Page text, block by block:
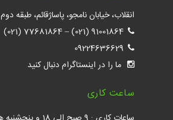
انقلاب، خیابان نامجو، پاساژقائم، طبقه دوم
91001864 (021)
–
77681864 (021)
09224636629
ما را در اینستاگرام دنبال کنید
ساعت کاری